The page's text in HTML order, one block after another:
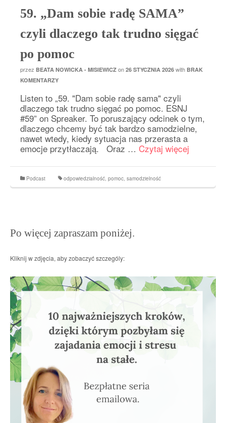
59. „Dam sobie radę SAMA”
czyli dlaczego tak trudno sięgać
po pomoc
przez BEATA NOWICKA - MISIEWICZ on 26 STYCZNIA 2026 with BRAK
KOMENTARZY
Listen to „59. "Dam sobie radę sama" czyli
dlaczego tak trudno sięgać po pomoc. ESNJ
#59” on Spreaker. To poruszający odcinek o tym,
dlaczego chcemy być tak bardzo samodzielne,
nawet wtedy, kiedy sytuacja nas przerasta a
emocje przytłaczają. Oraz … Czytaj więcej
Podcast odpowiedzialność, pomoc, samodzielność
Po więcej zapraszam poniżej.
Kliknij w zdjęcia, aby zobaczyć szczególy: